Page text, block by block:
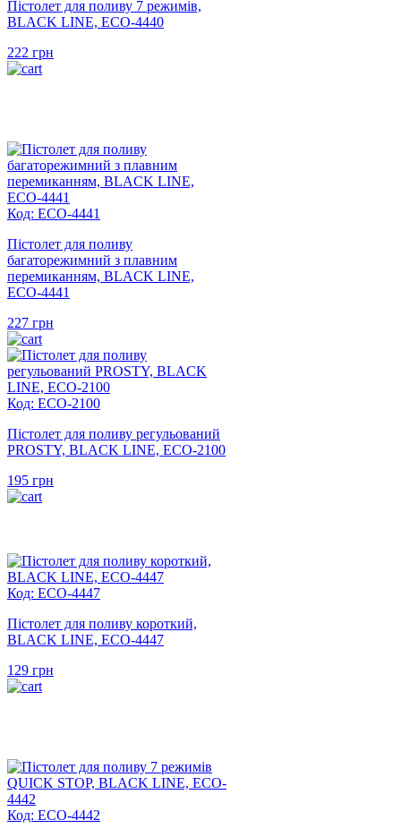
Пістолет для поливу 7 режимів,
BLACK LINE, ECO-4440
222 грн
Код: ECO-4441
Пістолет для поливу
багаторежимний з плавним
перемиканням, BLACK LINE,
ECO-4441
227 грн
Код: ECO-2100
Пістолет для поливу регульований
PROSTY, BLACK LINE, ECO-2100
195 грн
Код: ECO-4447
Пістолет для поливу короткий,
BLACK LINE, ECO-4447
129 грн
Код: ECO-4442